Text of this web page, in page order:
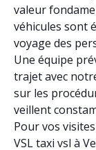
valeur
véhicules sont
voyage des
Une équipe
trajet avec
sur les
veillent
Pour vos
VSL taxi vsl à